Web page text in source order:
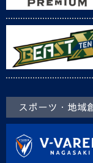
スポーツ・地域